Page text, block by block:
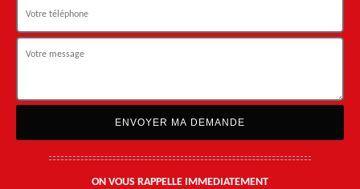
ON VOUS RAPPELLE IMMEDIATEMENT